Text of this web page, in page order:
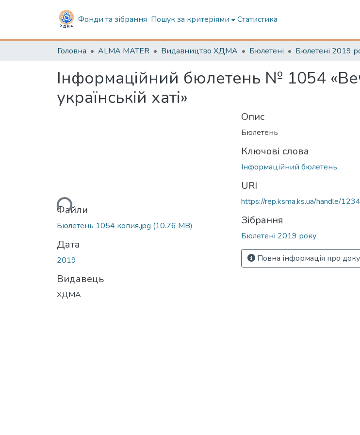
Фонди та зібрання Пошук за критеріями Статистика
Головна ALMA MATER Видавництво ХДМА Бюлетені Бюлетені 2019
Інформаційний бюлетень № 1054
українській хаті»
Вантажиться...Файли
Бюлетень 1054 копия.jpg (10.76 MB)
Дата
2019
Видавець
ХДМА
Опис
Бюлетень
Ключові слова
Інформаційний бюлетень
URI
https://rep.ksma.ks.ua/handle/
Зібрання
Бюлетені 2019 року
Повна інформація про